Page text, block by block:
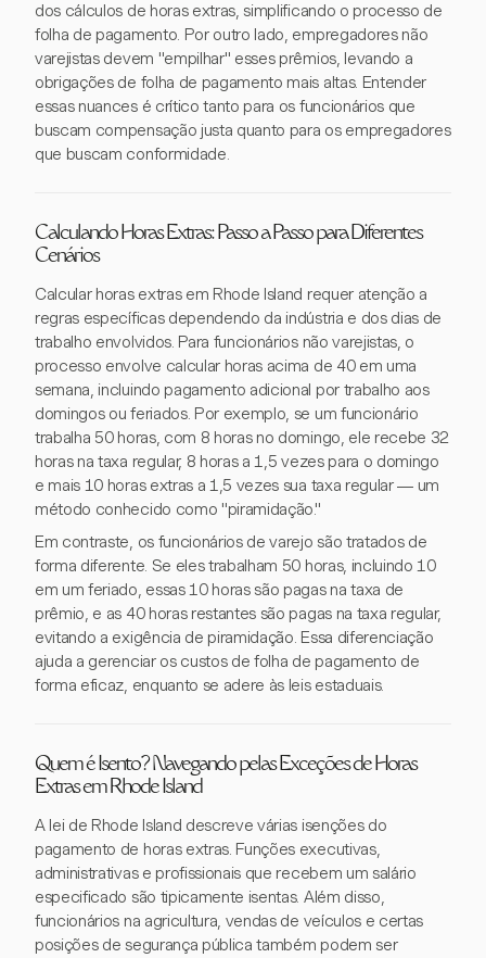
dos cálculos de horas extras, simplificando o processo de
folha de pagamento. Por outro lado, empregadores não
varejistas devem "empilhar" esses prêmios, levando a
obrigações de folha de pagamento mais altas. Entender
essas nuances é crítico tanto para os funcionários que
buscam compensação justa quanto para os empregadores
que buscam conformidade.
Calculando Horas Extras: Passo a Passo para Diferentes
Cenários
Calcular horas extras em Rhode Island requer atenção a
regras específicas dependendo da indústria e dos dias de
trabalho envolvidos. Para funcionários não varejistas, o
processo envolve calcular horas acima de 40 em uma
semana, incluindo pagamento adicional por trabalho aos
domingos ou feriados. Por exemplo, se um funcionário
trabalha 50 horas, com 8 horas no domingo, ele recebe 32
horas na taxa regular, 8 horas a 1,5 vezes para o domingo
e mais 10 horas extras a 1,5 vezes sua taxa regular — um
método conhecido como "piramidação."
Em contraste, os funcionários de varejo são tratados de
forma diferente. Se eles trabalham 50 horas, incluindo 10
em um feriado, essas 10 horas são pagas na taxa de
prêmio, e as 40 horas restantes são pagas na taxa regular,
evitando a exigência de piramidação. Essa diferenciação
ajuda a gerenciar os custos de folha de pagamento de
forma eficaz, enquanto se adere às leis estaduais.
Quem é Isento? Navegando pelas Exceções de Horas
Extras em Rhode Island
A lei de Rhode Island descreve várias isenções do
pagamento de horas extras. Funções executivas,
administrativas e profissionais que recebem um salário
especificado são tipicamente isentas. Além disso,
funcionários na agricultura, vendas de veículos e certas
posições de segurança pública também podem ser